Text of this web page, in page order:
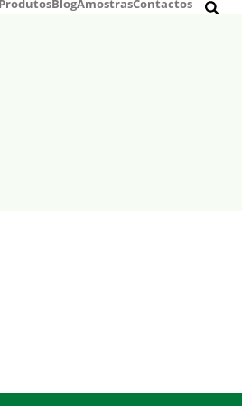
ProdutosBlogAmostrasContactos